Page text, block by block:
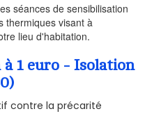
séances de sensibilisation
thermiques visant à
lieu d'habitation.
1 euro - Isolation
contre la précarité